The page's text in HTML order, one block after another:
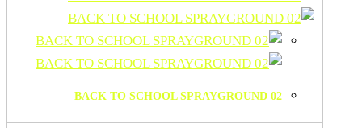
BACK TO SCHOOL SPRAYGROUND 02